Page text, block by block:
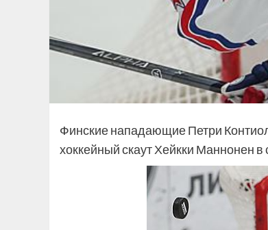
Финские нападающие Петри
хоккейный скаут Хейкки Маннонен в